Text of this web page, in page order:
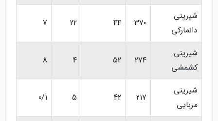
شیرینی
دانمارکی
370
44
22
7
شیرینی
کشمشی
274
52
4
8
شیرینی
مربایی
217
42
5
0/1